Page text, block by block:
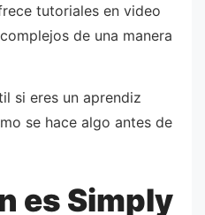
tutoriales en video
de una manera
si eres un aprendiz
se hace algo antes de
es Simply